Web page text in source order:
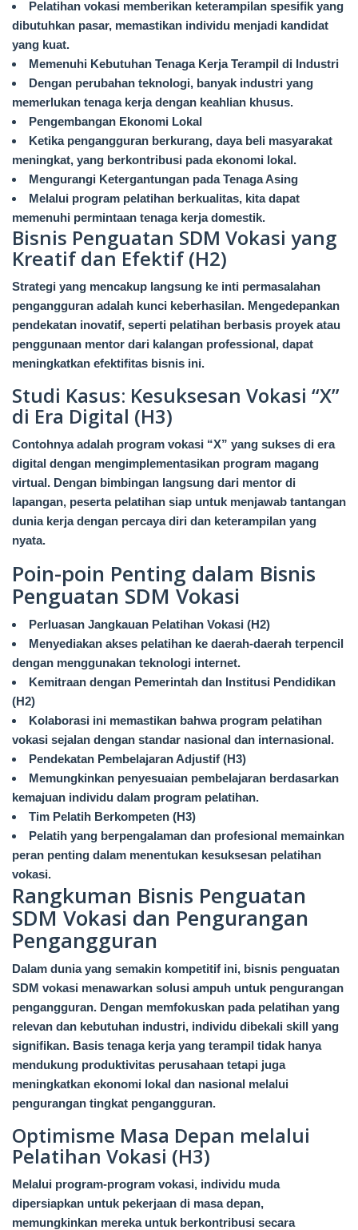
Pelatihan vokasi memberikan keterampilan spesifik yang
dibutuhkan pasar, memastikan individu menjadi kandidat
yang kuat.
Memenuhi Kebutuhan Tenaga Kerja Terampil di Industri
Dengan perubahan teknologi, banyak industri yang
memerlukan tenaga kerja dengan keahlian khusus.
Pengembangan Ekonomi Lokal
Ketika pengangguran berkurang, daya beli masyarakat
meningkat, yang berkontribusi pada ekonomi lokal.
Mengurangi Ketergantungan pada Tenaga Asing
Melalui program pelatihan berkualitas, kita dapat
memenuhi permintaan tenaga kerja domestik.
Bisnis Penguatan SDM Vokasi yang
Kreatif dan Efektif (H2)
Strategi yang mencakup langsung ke inti permasalahan
pengangguran adalah kunci keberhasilan. Mengedepankan
pendekatan inovatif, seperti pelatihan berbasis proyek atau
penggunaan mentor dari kalangan professional, dapat
meningkatkan efektifitas bisnis ini.
Studi Kasus: Kesuksesan Vokasi “X”
di Era Digital (H3)
Contohnya adalah program vokasi “X” yang sukses di era
digital dengan mengimplementasikan program magang
virtual. Dengan bimbingan langsung dari mentor di
lapangan, peserta pelatihan siap untuk menjawab tantangan
dunia kerja dengan percaya diri dan keterampilan yang
nyata.
Poin-poin Penting dalam Bisnis
Penguatan SDM Vokasi
Perluasan Jangkauan Pelatihan Vokasi (H2)
Menyediakan akses pelatihan ke daerah-daerah terpencil
dengan menggunakan teknologi internet.
Kemitraan dengan Pemerintah dan Institusi Pendidikan
(H2)
Kolaborasi ini memastikan bahwa program pelatihan
vokasi sejalan dengan standar nasional dan internasional.
Pendekatan Pembelajaran Adjustif (H3)
Memungkinkan penyesuaian pembelajaran berdasarkan
kemajuan individu dalam program pelatihan.
Tim Pelatih Berkompeten (H3)
Pelatih yang berpengalaman dan profesional memainkan
peran penting dalam menentukan kesuksesan pelatihan
vokasi.
Rangkuman Bisnis Penguatan
SDM Vokasi dan Pengurangan
Pengangguran
Dalam dunia yang semakin kompetitif ini, bisnis penguatan
SDM vokasi menawarkan solusi ampuh untuk pengurangan
pengangguran. Dengan memfokuskan pada pelatihan yang
relevan dan kebutuhan industri, individu dibekali skill yang
signifikan. Basis tenaga kerja yang terampil tidak hanya
mendukung produktivitas perusahaan tetapi juga
meningkatkan ekonomi lokal dan nasional melalui
pengurangan tingkat pengangguran.
Optimisme Masa Depan melalui
Pelatihan Vokasi (H3)
Melalui program-program vokasi, individu muda
dipersiapkan untuk pekerjaan di masa depan,
memungkinkan mereka untuk berkontribusi secara